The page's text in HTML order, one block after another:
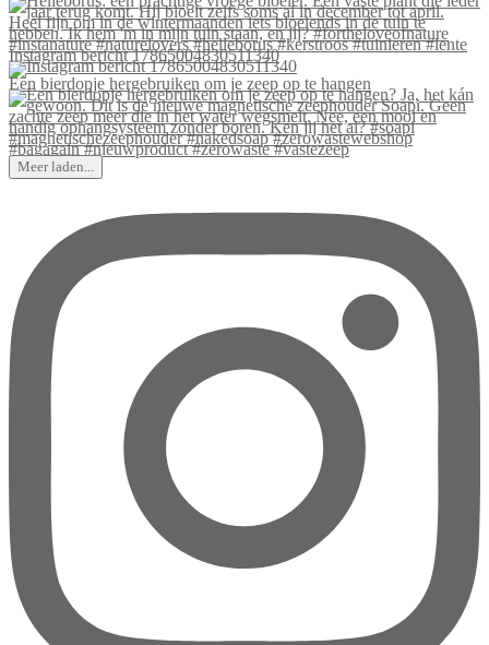
Instagram bericht 17865004830511340
Een bierdopje hergebruiken om je zeep op te hangen
Meer laden...